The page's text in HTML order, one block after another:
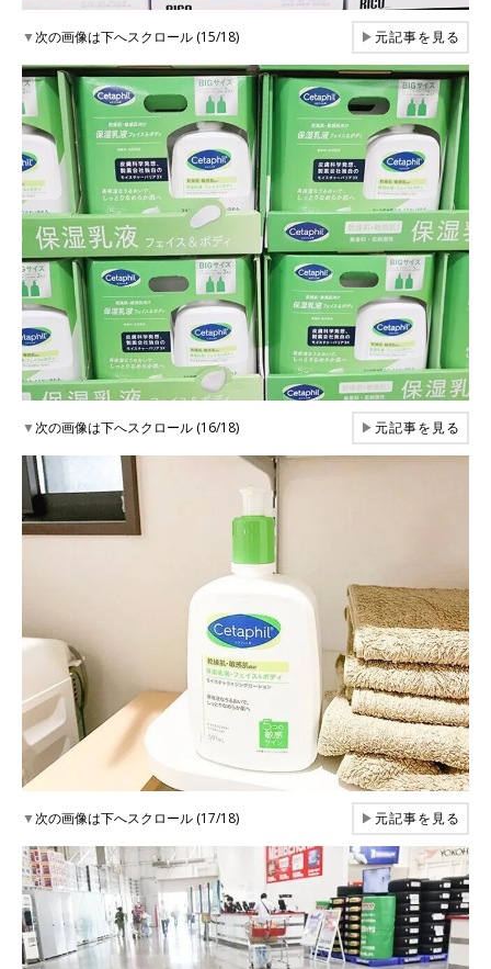
▼次の画像は下へスクロール (15/18) ▶元記事を見る
▼次の画像は下へスクロール (16/18) ▶元記事を見る
▼次の画像は下へスクロール (17/18) ▶元記事を見る